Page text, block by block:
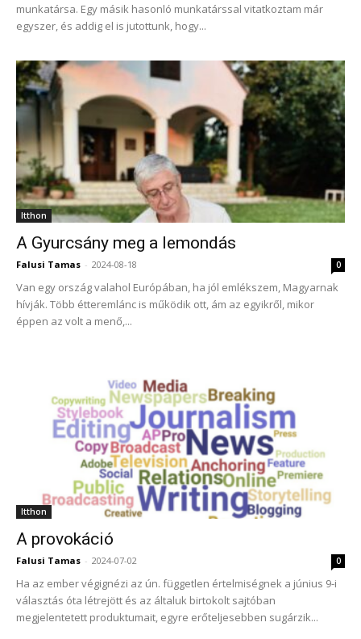
munkatársa. Egy másik hasonló munkatárssal vitatkoztam már
egyszer, és addig el is jutottunk, hogy...
Itthon
A Gyurcsány meg a lemondás
Falusi Tamas - 2024-08-18 0
Van egy ország valahol Európában, ha jól emlékszem, Magyarnak
hívják. Több étteremlánc is működik ott, ám az egyikről, mikor
éppen az volt a menő,...
Itthon
A provokáció
Falusi Tamas - 2024-07-02 0
Ha az ember végignézi az ún. független értelmiségnek a június 9-i
választás óta létrejött és az általuk birtokolt sajtóban
megjelentetett produktumait, egyre erőteljesebben sugárzik...